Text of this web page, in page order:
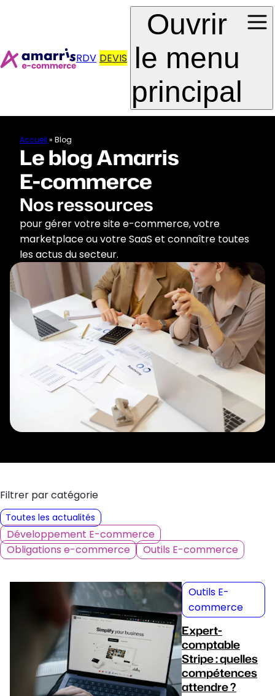
RDV DEVIS
Ouvrir
le menu
principal
Accueil » Blog
Le blog Amarris
E-commerce
Nos ressources
pour gérer votre site e-commerce, votre
marketplace ou votre SaaS et connaître toutes
les actus du secteur.
Filtrer par catégorie
Toutes les actualités
Développement E-commerce
Obligations e-commerce
Outils E-commerce
Outils E-
commerce
Expert-
comptable
Stripe : quelles
compétences
attendre ?